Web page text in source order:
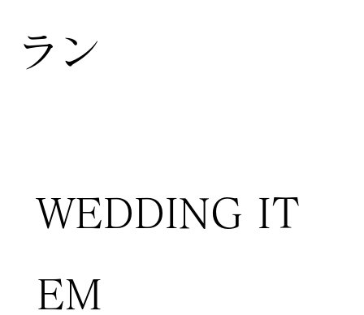
ラン
WEDDING IT
EM